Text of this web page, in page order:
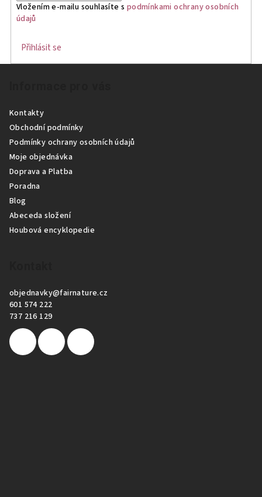
Vložením e-mailu souhlasíte s podmínkami ochrany osobních
údajů
Přihlásit se
Kontakty
Obchodní podmínky
Podmínky ochrany osobních údajů
Moje objednávka
Doprava a Platba
Poradna
Blog
Abeceda složení
Houbová encyklopedie
objednavky@fairnature.cz
601 574 222
737 216 129